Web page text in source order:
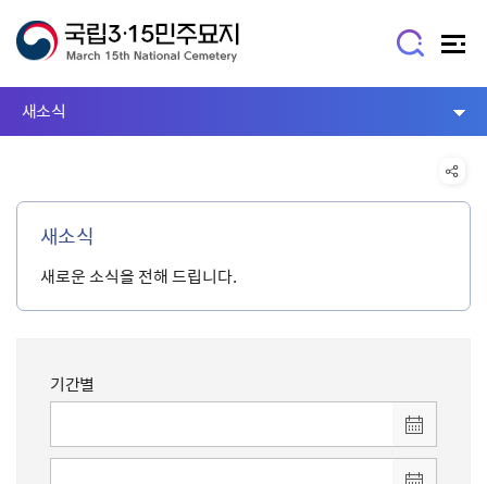
새소식
새소식
새로운 소식을 전해 드립니다.
기간별